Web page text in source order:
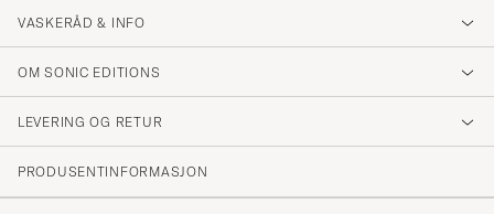
VASKERÅD & INFO
OM SONIC EDITIONS
LEVERING OG RETUR
PRODUSENTINFORMASJON